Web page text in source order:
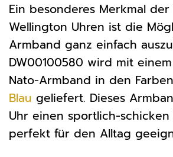
Ein besonderes Merkmal der
Wellington Uhren ist die
Armband ganz einfach
DW00100580 wird mit
Nato-Armband in den
Blau geliefert. Dieses
Uhr einen sportlich-
perfekt für den Alltag